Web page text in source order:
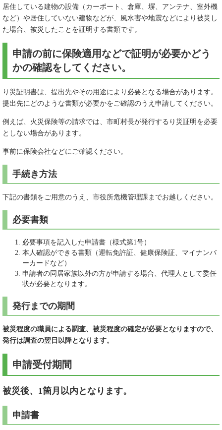
居住している建物の設備（カーポート、倉庫、塀、アンテナ、室外機
など）や居住していない建物などが、風水害や地震などにより被災し
た場合、被災したことを証明する書類です。
申請の前に保険適用などで証明が必要かどう
かの確認をしてください。
り災証明書は、提出先やその用途により必要となる場合があります。
提出先にどのような書類が必要かをご確認のうえ申請してください。
例えば、火災保険等の請求では、市町村長が発行するり災証明を必要
としない場合があります。
事前に保険会社などにご確認ください。
手続き方法
下記の書類をご用意のうえ、市役所危機管理課までお越しください。
必要書類
必要事項を記入した申請書（様式第1号）
本人確認ができる書類（運転免許証、健康保険証、マイナンバ
ーカードなど）
申請者の同居家族以外の方が申請する場合、代理人として委任
状が必要となります。
発行までの期間
被災程度の職員による調査、被災程度の確定が必要となりますので、
発行は調査の翌日以降となります。
申請受付期間
被災後、1箇月以内となります。
申請書